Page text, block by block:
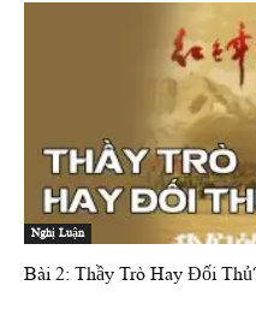
Nghị Luận
Bài 2: Thầy Trò Hay Đối